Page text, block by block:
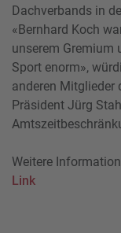
Dachverbands in
«Bernhard Koch
unserem Gremium
Sport enorm»,
anderen Mitglieder
Präsident Jürg
Weitere
Link